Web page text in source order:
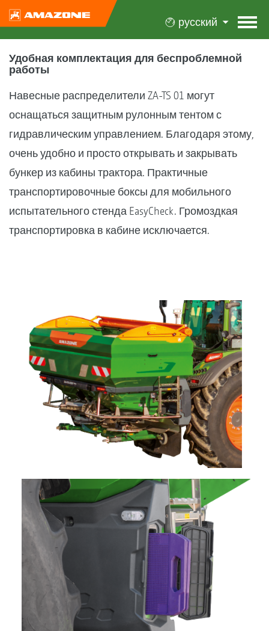
русский
Удобная комплектация для беспроблемной
работы
Навесные распределители ZA-TS 01 могут
оснащаться защитным рулонным тентом с
гидравлическим управлением. Благодаря этому,
очень удобно и просто открывать и закрывать
бункер из кабины трактора. Практичные
транспортировочные боксы для мобильного
испытательного стенда EasyCheck. Громоздкая
транспортировка в кабине исключается.